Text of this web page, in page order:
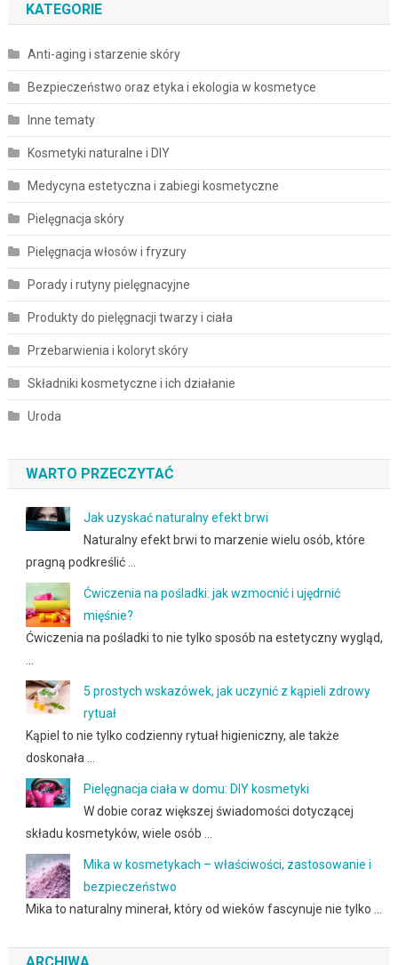
KATEGORIE
Anti-aging i starzenie skóry
Bezpieczeństwo oraz etyka i ekologia w kosmetyce
Inne tematy
Kosmetyki naturalne i DIY
Medycyna estetyczna i zabiegi kosmetyczne
Pielęgnacja skóry
Pielęgnacja włosów i fryzury
Porady i rutyny pielęgnacyjne
Produkty do pielęgnacji twarzy i ciała
Przebarwienia i koloryt skóry
Składniki kosmetyczne i ich działanie
Uroda
WARTO PRZECZYTAĆ
Jak uzyskać naturalny efekt brwi
Naturalny efekt brwi to marzenie wielu osób, które
pragną podkreślić …
Ćwiczenia na pośladki: jak wzmocnić i ujędrnić
mięśnie?
Ćwiczenia na pośladki to nie tylko sposób na estetyczny wygląd,
5 prostych wskazówek, jak uczynić z kąpieli zdrowy
rytuał
Kąpiel to nie tylko codzienny rytuał higieniczny, ale także
doskonała …
Pielęgnacja ciała w domu: DIY kosmetyki
W dobie coraz większej świadomości dotyczącej
składu kosmetyków, wiele osób …
Mika w kosmetykach – właściwości, zastosowanie i
bezpieczeństwo
Mika to naturalny minerał, który od wieków fascynuje nie tylko …